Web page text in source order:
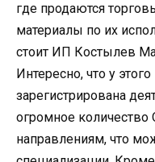
где продаются
материалы по их
стоит ИП Костылев
Интересно, что у
зарегистрирована
огромное
направлениям, что